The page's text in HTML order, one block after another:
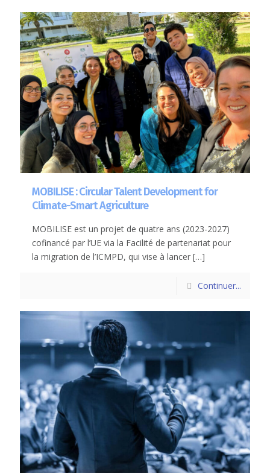
MOBILISE : Circular Talent Development for
Climate-Smart Agriculture
MOBILISE est un projet de quatre ans (2023-2027)
cofinancé par l’UE via la Facilité de partenariat pour
la migration de l’ICMPD, qui vise à lancer […]
Continuer...